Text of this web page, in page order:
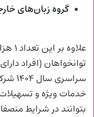
گروه زبان‌های خارجی: ۹ هزار و
توانخواهان (افراد
خدمات ویژه و
بتوانند در شرایط